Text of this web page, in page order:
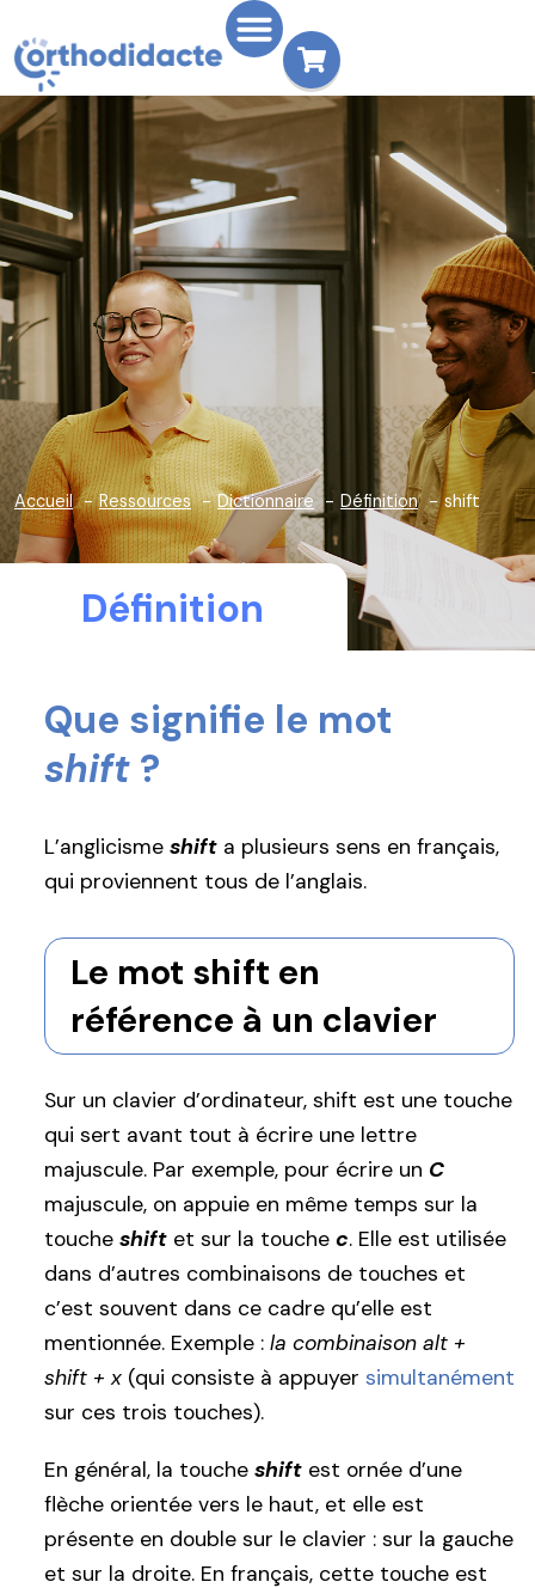
Accueil Ressources Dictionnaire Définition shift
Définition
Que signifie le mot
shift ?
L’anglicisme shift a plusieurs sens en français,
qui proviennent tous de l’anglais.
Le mot shift en
référence à un clavier
Sur un clavier d’ordinateur, shift est une touche
qui sert avant tout à écrire une lettre
majuscule. Par exemple, pour écrire un C
majuscule, on appuie en même temps sur la
touche shift et sur la touche c. Elle est utilisée
dans d’autres combinaisons de touches et
c’est souvent dans ce cadre qu’elle est
mentionnée. Exemple : la combinaison alt +
shift + x (qui consiste à appuyer simultanément
sur ces trois touches).
En général, la touche shift est ornée d’une
flèche orientée vers le haut, et elle est
présente en double sur le clavier : sur la gauche
et sur la droite. En français, cette touche est